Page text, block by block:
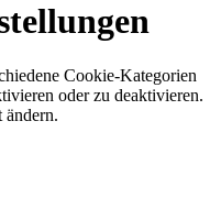
Cookie-Kategorien
oder zu deaktivieren.
ändern.